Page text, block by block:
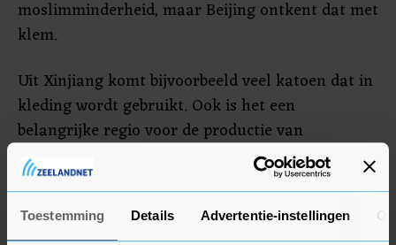
Toestemming Details Advertentie-instellingen
moslimminderheid, maar Beijing ontkent dat met
klem.
Uit Xinjiang komt bijvoorbeeld veel katoen dat in
kleding wordt gebruikt. Ook is het een
belangrijke regio voor de productie van
polysilicium, dat voor zonnepanelen wordt
gebruikt. De Amerikaanse president Joe Biden
ondertekende donderdag de wet die de invoer
van producten uit Xinjiang aan banden legt.